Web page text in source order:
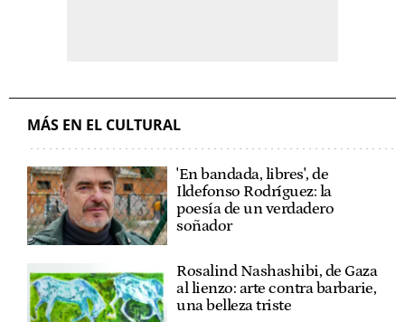
MÁS EN EL CULTURAL
'En bandada, libres', de
Ildefonso Rodríguez: la
poesía de un verdadero
soñador
Rosalind Nashashibi, de Gaza
al lienzo: arte contra barbarie,
una belleza triste